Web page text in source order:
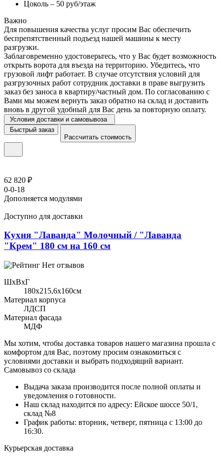
Цоколь – 50 руб/этаж
Важно
Для повышения качества услуг просим Вас обеспечить
беспрепятственный подъезд нашей машины к месту
разгрузки.
Заблаговременно удостоверьтесь, что у Вас будет возможность
открыть ворота для въезда на территорию. Убедитесь, что
грузовой лифт работает. В случае отсутствия условий для
разгрузочных работ сотрудник доставки в праве выгрузить
заказ без заноса в квартиру/частный дом. По согласованию с
Вами мы можем вернуть заказ обратно на склад и доставить
вновь в другой удобный для Вас день за повторную оплату.
Условия доставки и самовывоза
Быстрый заказ
Рассчитать стоимость
62 820 ₽
0-0-18
Дополняется модулями
Доступно для доставки
Кухня "Лаванда" Молочный / "Лаванда
"Крем" 180 см на 160 см
Нет отзывов
ШхВхГ
180x215,6х160см
Материал корпуса
ЛДСП
Материал фасада
МДФ
Мы хотим, чтобы доставка товаров нашего магазина прошла с
комфортом для Вас, поэтому просим ознакомиться с
условиями доставки и выбрать подходящий вариант.
Самовывоз со склада
Выдача заказа производится после полной оплаты и
уведомления о готовности.
Наш склад находится по адресу: Ейское шоссе 50/1,
склад №8
График работы: вторник, четверг, пятница с 13:00 до
16:30.
Курьерская доставка